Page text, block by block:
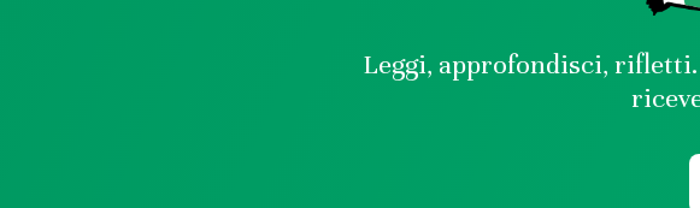
Leggi, approfondisci,